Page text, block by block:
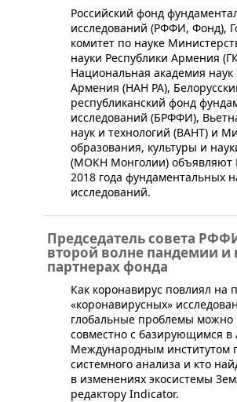
​Российский фонд
исследований (РФФИ, Фонд),
комитет по науке
науки Республики Армения
Национальная академия наук
Армения (НАН РА),
республиканский фонд
исследований (БРФФИ),
наук и технологий (ВАНТ) и
образования, культуры и
(МОКН Монголии) объявляют
2018 года фундаментальных
исследований.
Председатель совета
второй волне пандемии и
партнерах фонда
Как коронавирус повлиял на
«коронавирусных»
глобальные проблемы
совместно с базирующимся в
Международным институтом
системного анализа и кто
в изменениях экосистемы
редактору Indicator.